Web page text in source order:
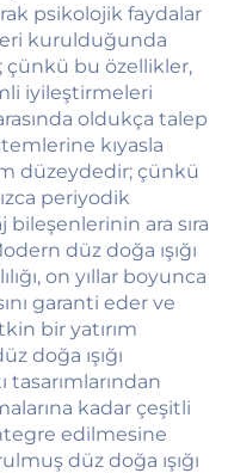
psikolojik faydalar
kurulduğunda
bu özellikler,
iyileştirmeleri
oldukça talep
kıyasla
düzeydedir; çünkü
periyodik
ara sıra
düz doğa ışığı
on yıllar boyunca
garanti eder ve
bir yatırım
doğa ışığı
kadar çeşitli
edilmesine
düz doğa ışığı